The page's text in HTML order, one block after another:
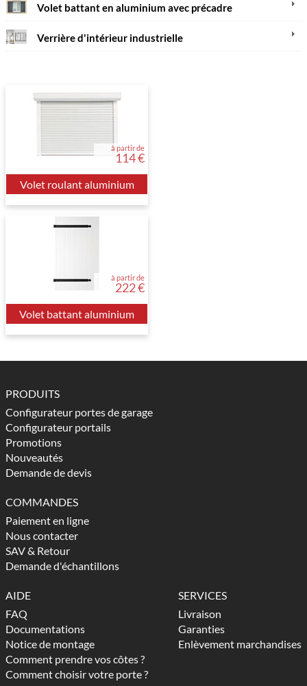
Volet battant en aluminium avec précadre
Verrière d'intérieur industrielle
à partir de
114 €
Volet roulant aluminium
à partir de
222 €
Volet battant aluminium
PRODUITS
Configurateur portes de garage
Configurateur portails
Promotions
Nouveautés
Demande de devis
COMMANDES
Paiement en ligne
Nous contacter
SAV & Retour
Demande d'échantillons
AIDE
FAQ
Documentations
Notice de montage
Comment prendre vos côtes ?
Comment choisir votre porte ?
SERVICES
Livraison
Garanties
Enlèvement marchandises